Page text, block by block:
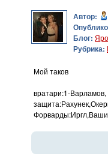
Автор:
Блог:
Рубрика:
Мой таков
вратари:1-